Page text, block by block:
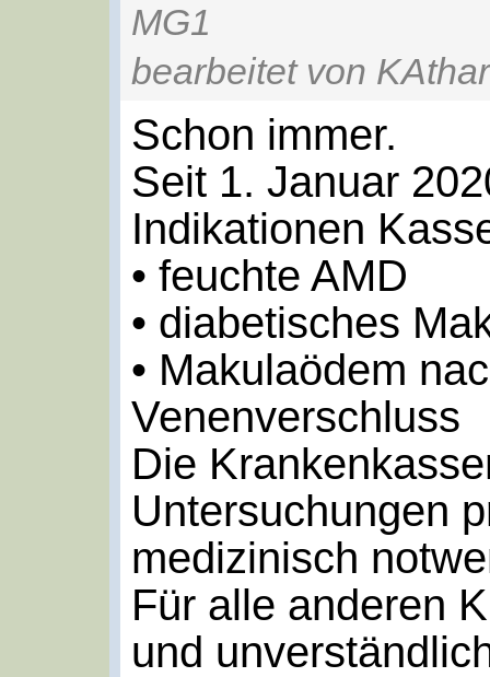
MG1
bearbeitet von
Schon immer.
Seit 1. Januar
Indikationen
• feuchte AMD
• diabetisches
• Makulaödem
Venenverschluss
Die
Untersuchungen
medizinisch
Für alle anderen
und